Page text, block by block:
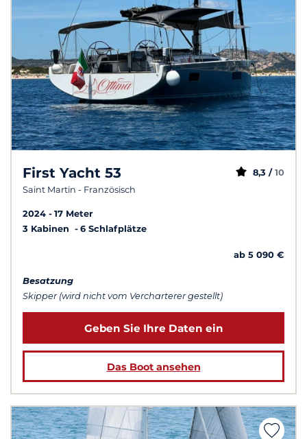
First Yacht 53
Saint Martin - Französisch
8,3 / 10
2024
17 Meter
3 Kabinen
6 Schlafplätze
ab 5 090 €
Besatzung
Skipper (wird nicht vom Vercharterer gestellt)
Geben Sie Ihre Daten ein
Das Boot ansehen